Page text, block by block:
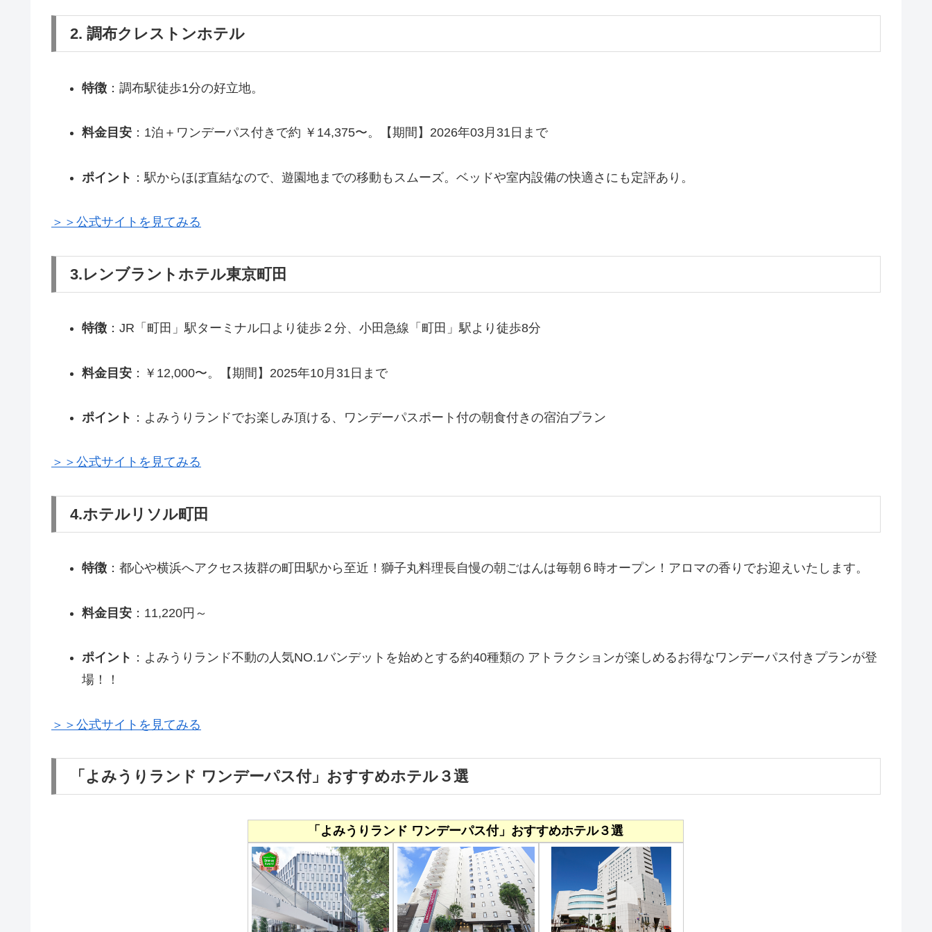
2. 調布クレストンホテル
特徴：調布駅徒歩1分の好立地。
料金目安：1泊＋ワンデーパス付きで約 ￥14,375〜。【期間】2026年03月31日まで
ポイント ：駅からほぼ直結なので、遊園地までの移動もスムーズ。ベッドや室内設備の快適さにも定評あり。
＞＞公式サイトを見てみる
3.レンブラントホテル東京町田
特徴：JR「町田」駅ターミナル口より徒歩２分、小田急線「町田」駅より徒歩8分
料金目安：￥12,000〜。【期間】2025年10月31日まで
ポイント ：よみうりランドでお楽しみ頂ける、ワンデーパスポート付の朝食付きの宿泊プラン
＞＞公式サイトを見てみる
4.ホテルリソル町田
特徴：都心や横浜へアクセス抜群の町田駅から至近！獅子丸料理長自慢の朝ごはんは毎朝６時オープン！アロマの香りでお迎えいたします。
料金目安：11,220円～
ポイント ：よみうりランド不動の人気NO.1バンデットを始めとする約40種類の アトラクションが楽しめるお得なワンデーパス付きプランが登
場！！
＞＞公式サイトを見てみる
「よみうりランド ワンデーパス付」おすすめホテル３選
「よみうりランド ワンデーパス付」おすすめホテル３選